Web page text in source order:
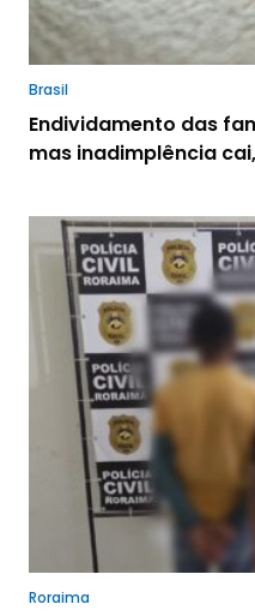
Brasil
Endividamento das
mas inadimplência
Roraima